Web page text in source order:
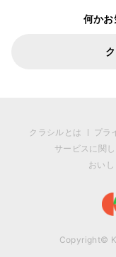
何かお
クラシルとは プラ
サービスに関
おい
Copyright©